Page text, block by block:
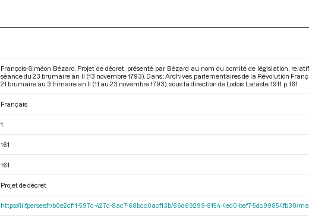
François-Siméon Bézard. Projet de décret, présenté par Bézard au nom du comité de législation,
séance du 23 brumaire an II (13 novembre 1793). Dans : Archives parlementaires de la Révolution
21 brumaire au 3 frimaire an II (11 au 23 novembre 1793) , sous la direction de Lodoïs Lataste. 1911. p. 161.
Français
1
161
161
Projet de décret
https://iiif.persee.fr/b0e2cf11-597c-427d-8ac7-68bcc0acf13b/66d69299-8154-4ed0-bef7-5dc99854fb30/